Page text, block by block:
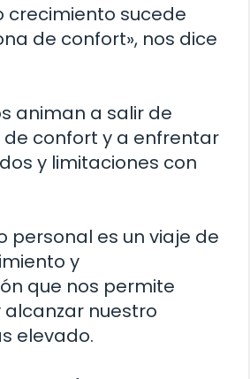
crecimiento sucede
de confort», nos dice
animan a salir de
de confort y a enfrentar
y limitaciones con
personal es un viaje de
y
que nos permite
alcanzar nuestro
elevado.